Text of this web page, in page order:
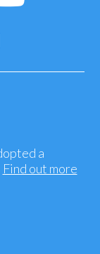
a
Find out more